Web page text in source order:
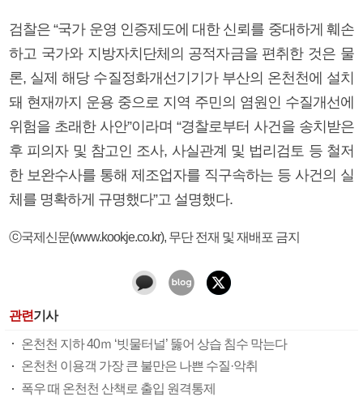
검찰은 “국가 운영 인증제도에 대한 신뢰를 중대하게 훼손
하고 국가와 지방자치단체의 공적자금을 편취한 것은 물
론, 실제 해당 수질정화개선기기가 부산의 온천천에 설치
돼 현재까지 운용 중으로 지역 주민의 염원인 수질개선에
위험을 초래한 사안”이라며 “경찰로부터 사건을 송치받은
후 피의자 및 참고인 조사, 사실관계 및 법리검토 등 철저
한 보완수사를 통해 제조업자를 직구속하는 등 사건의 실
체를 명확하게 규명했다”고 설명했다.
ⓒ국제신문(www.kookje.co.kr), 무단 전재 및 재배포 금지
관련기사
온천천 지하 40ｍ ‘빗물터널’ 뚫어 상습 침수 막는다
온천천 이용객 가장 큰 불만은 나쁜 수질·악취
폭우 때 온천천 산책로 출입 원격통제